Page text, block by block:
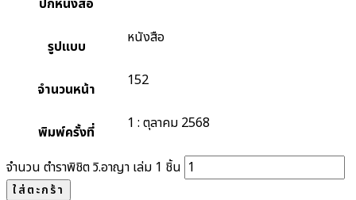
ปกหนังสือ
รูปแบบ หนังสือ
จำนวนหน้า 152
พิมพ์ครั้งที่ 1 : ตุลาคม 2568
จำนวน ตำราพิชิต วิ.อาญา เล่ม 1 ชิ้น
ใส่ตะกร้า